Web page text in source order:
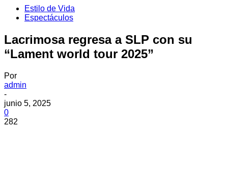
Estilo de Vida
Espectáculos
Lacrimosa regresa a SLP con su
“Lament world tour 2025”
Por
admin
-
junio 5, 2025
0
282